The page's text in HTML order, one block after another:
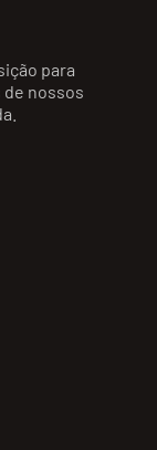
para
nossos